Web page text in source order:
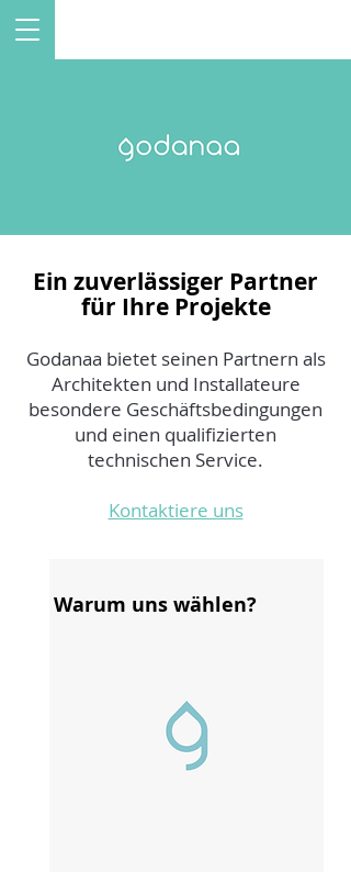
Ein zuverlässiger Partner
für Ihre Projekte
Godanaa bietet seinen Partnern als
Architekten und Installateure
besondere Geschäftsbedingungen
und einen qualifizierten
technischen Service.
Kontaktiere uns
Warum uns wählen?